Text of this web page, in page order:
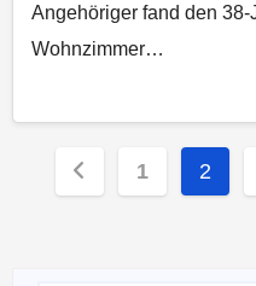
Angehöriger fand den
Wohnzimmer…
der
1 2